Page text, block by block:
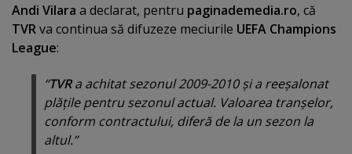
Andi Vilara a declarat, pentru paginademedia.ro, că
TVRva continua să difuzeze meciurile UEFA Champions
League:
“TVRa achitat sezonul 2009-2010 şi a reeşalonat
plăţile pentru sezonul actual. Valoarea tranşelor,
conform contractului, diferă de la un sezon la
altul.”